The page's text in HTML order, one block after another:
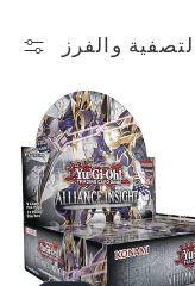
ع
ة
:
التصفية والفرز